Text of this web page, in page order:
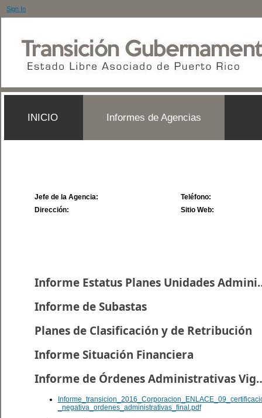
Sign In
INICIO Informes de Agencias
Jefe de la Agencia:
Dirección:
Teléfono:
Sitio Web:
Informe
Informe de Subastas
Planes de Clasificación y de Retribución
Informe Situación Financiera
Informe de
_negativa_ordenes_administrativas_final.pdf